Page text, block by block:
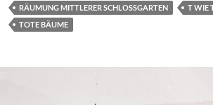
RÄUMUNG MITTLERER SCHLOSSGARTEN
T WIE
TOTE BÄUME